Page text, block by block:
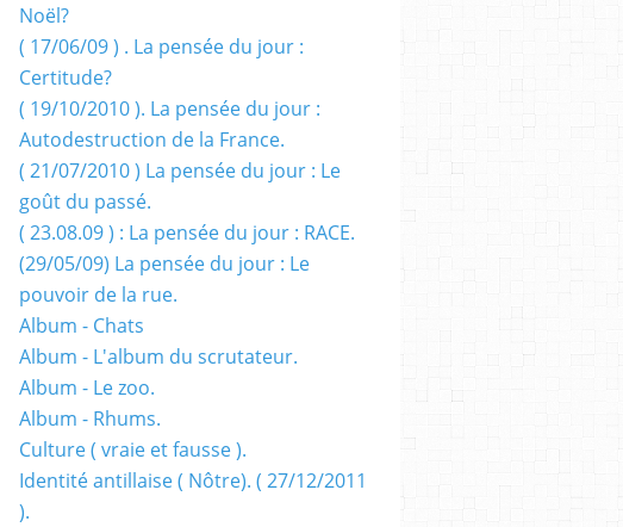
Noël?
( 17/06/09 ) . La pensée du jour :
Certitude?
( 19/10/2010 ). La pensée du jour :
Autodestruction de la France.
( 21/07/2010 ) La pensée du jour : Le
goût du passé.
( 23.08.09 ) : La pensée du jour : RACE.
(29/05/09) La pensée du jour : Le
pouvoir de la rue.
Album - Chats
Album - L'album du scrutateur.
Album - Le zoo.
Album - Rhums.
Culture ( vraie et fausse ).
Identité antillaise ( Nôtre). ( 27/12/2011
).